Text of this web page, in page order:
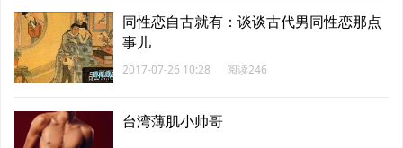
同性恋自古就有：谈谈古代男同性恋那点
事儿
2017-07-26 10:28 阅读246
台湾薄肌小帅哥